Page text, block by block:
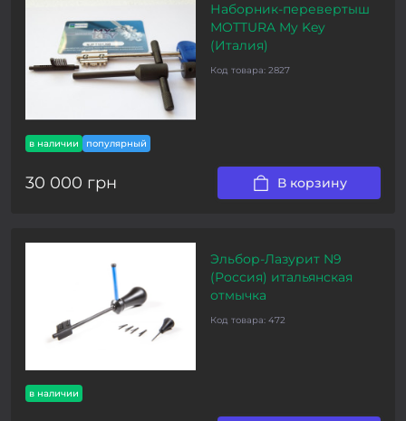
в наличии популярный
Наборник-перевертыш
МOTTURA My Key
(Италия)
Код товара: 2827
30 000 грн В корзину
в наличии
Эльбор-Лазурит N9
(Россия) итальянская
отмычка
Код товара: 472